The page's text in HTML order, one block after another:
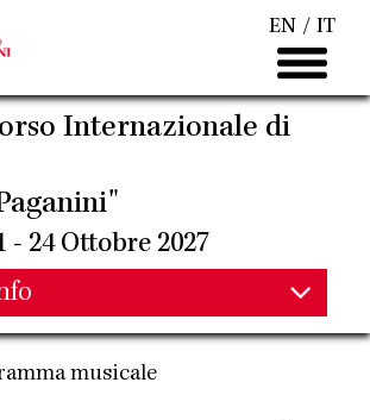
EN IT
Internazionale di
- 24 Ottobre 2027
musicale